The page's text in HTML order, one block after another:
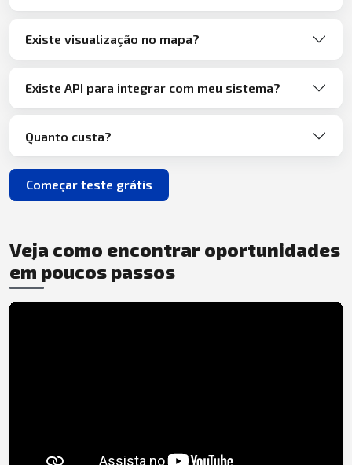
Existe visualização no mapa?
Existe API para integrar com meu sistema?
Quanto custa?
Começar teste grátis
Veja como encontrar oportunidades
em poucos passos